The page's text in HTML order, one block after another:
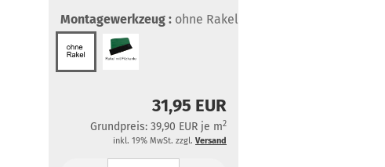
Montagewerkzeug : ohne Rakel
31,95 EUR
Grundpreis: 39,90 EUR je m2
inkl. 19% MwSt. zzgl. Versand